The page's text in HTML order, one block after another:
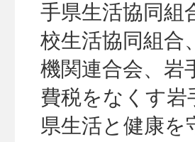
手県生活協同組
校生活協同組合
機関連合会、岩
費税をなくす岩
県生活と健康を